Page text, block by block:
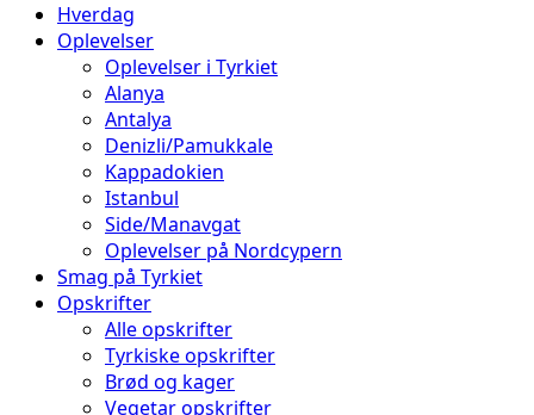
Hverdag
Oplevelser
Oplevelser i Tyrkiet
Alanya
Antalya
Denizli/Pamukkale
Kappadokien
Istanbul
Side/Manavgat
Oplevelser på Nordcypern
Smag på Tyrkiet
Opskrifter
Alle opskrifter
Tyrkiske opskrifter
Brød og kager
Vegetar opskrifter